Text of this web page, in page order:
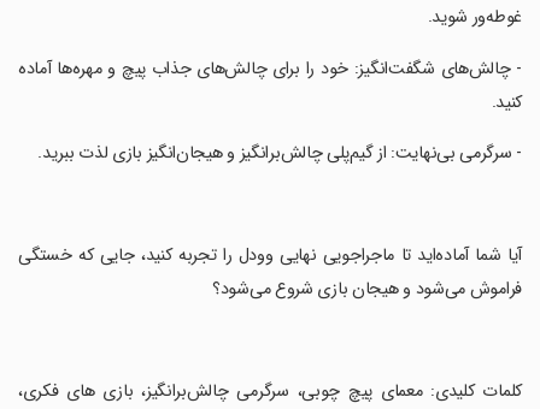
غوطه‌ور شوید.
‏- چالش‌های شگفت‌انگیز: خود را برای چالش‌های جذاب پیچ و مهره‌ها آماده
کنید.
‏- سرگرمی بی‌نهایت: از گیم‌پلی چالش‌برانگیز و هیجان‌انگیز بازی لذت ببرید.
‏آیا شما آماده‌اید تا ماجراجویی نهایی وودل را تجربه کنید، جایی که خستگی
فراموش می‌شود و هیجان بازی شروع می‌شود؟
‏کلمات کلیدی: معمای پیچ چوبی، سرگرمی چالش‌برانگیز، بازی های فکری،